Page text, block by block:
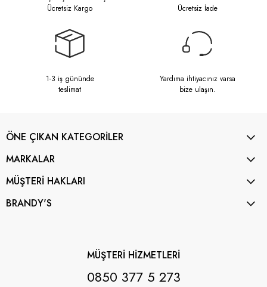
Ücretsiz Kargo
Ücretsiz İade
1-3 iş gününde
teslimat
Yardıma ihtiyacınız varsa
bize ulaşın.
ÖNE ÇIKAN KATEGORİLER
MARKALAR
MÜŞTERİ HAKLARI
BRANDY'S
MÜŞTERİ HİZMETLERİ
0850 377 5 273